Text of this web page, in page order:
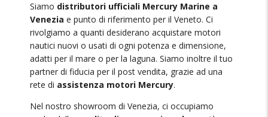
Siamo distributori ufficiali Mercury Marine a
Venezia e punto di riferimento per il Veneto. Ci
rivolgiamo a quanti desiderano acquistare motori
nautici nuovi o usati di ogni potenza e dimensione,
adatti per il mare o per la laguna. Siamo inoltre il tuo
partner di fiducia per il post vendita, grazie ad una
rete di assistenza motori Mercury.
Nel nostro showroom di Venezia, ci occupiamo